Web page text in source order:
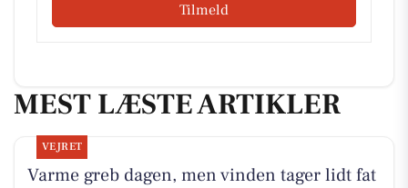
Tilmeld
MEST LÆSTE ARTIKLER
VEJRET
Varme greb dagen, men vinden tager lidt fat